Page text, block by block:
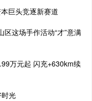
巨头竞逐新赛道
区这场手作活动“才”意满
万元起 闪充+630km续
光